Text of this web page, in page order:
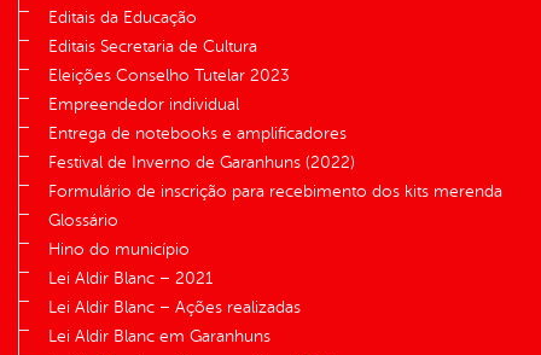
Editais da Educação
Editais Secretaria de Cultura
Eleições Conselho Tutelar 2023
Empreendedor individual
Entrega de notebooks e amplificadores
Festival de Inverno de Garanhuns (2022)
Formulário de inscrição para recebimento dos kits merenda
Glossário
Hino do município
Lei Aldir Blanc – 2021
Lei Aldir Blanc – Ações realizadas
Lei Aldir Blanc em Garanhuns